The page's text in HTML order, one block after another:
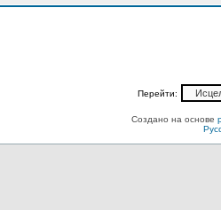
Перейти:
Создано на основе